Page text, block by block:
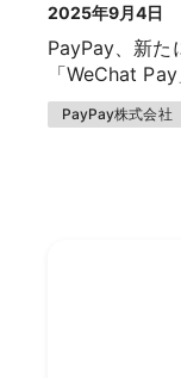
2025年9月4日
PayPay、新た
「WeChat
PayPay株式会社